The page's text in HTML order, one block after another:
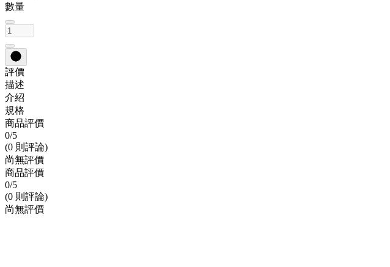
數量
評價
描述
介紹
規格
商品評價
0/5
(0 則評論)
尚無評價
商品評價
0/5
(0 則評論)
尚無評價